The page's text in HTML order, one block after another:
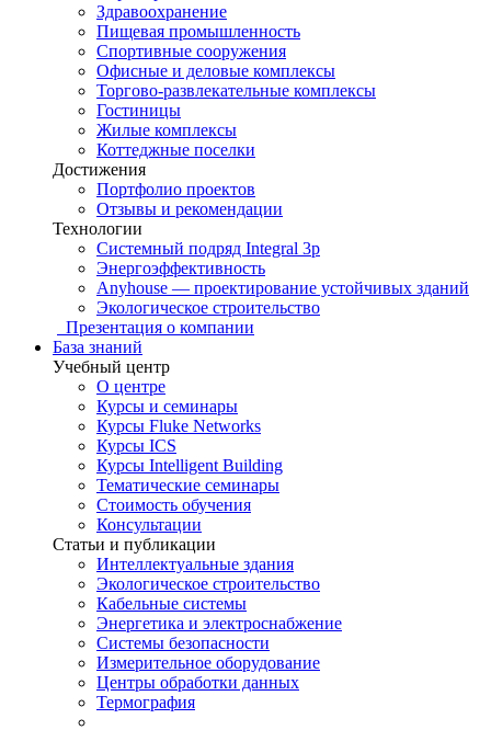
Здравоохранение
Пищевая промышленность
Спортивные сооружения
Офисные и деловые комплексы
Торгово-развлекательные комплексы
Гостиницы
Жилые комплексы
Коттеджные поселки
Достижения
Портфолио проектов
Отзывы и рекомендации
Технологии
Системный подряд Integral 3p
Энергоэффективность
Anyhouse — проектирование устойчивых зданий
Экологическое строительство
Презентация о компании
База знаний
Учебный центр
О центре
Курсы и семинары
Курсы Fluke Networks
Курсы ICS
Курсы Intelligent Building
Тематические семинары
Стоимость обучения
Консультации
Статьи и публикации
Интеллектуальные здания
Экологическое строительство
Кабельные системы
Энергетика и электроснабжение
Системы безопасности
Измерительное оборудование
Центры обработки данных
Термография